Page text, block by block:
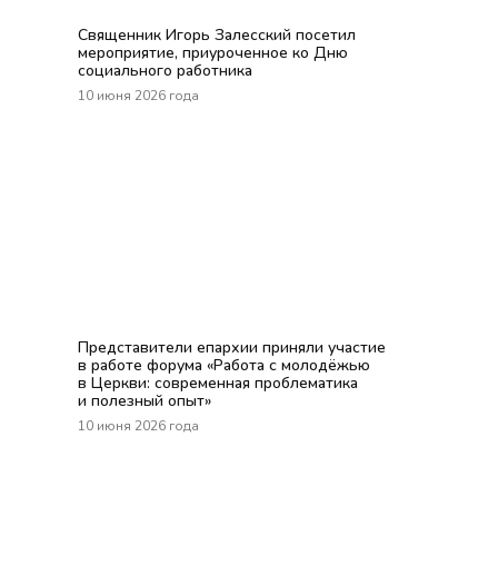
Священник Игорь Залесский посетил
мероприятие, приуроченное ко Дню
социального работника
10 июня 2026 года
Представители епархии приняли участие
в работе форума «Работа с молодёжью
в Церкви: современная проблематика
и полезный опыт»
10 июня 2026 года